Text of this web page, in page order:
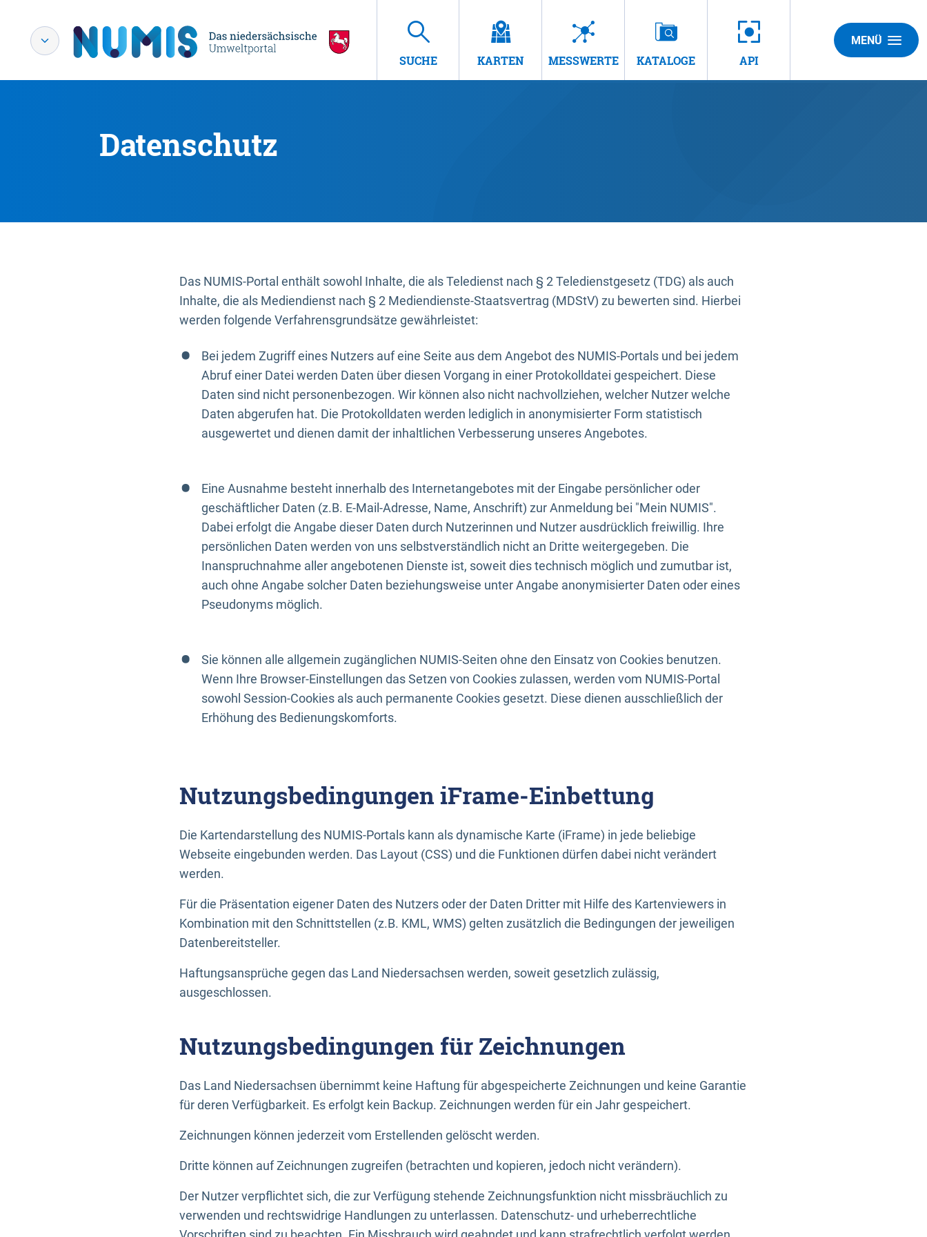
SUCHE KARTEN MESSWERTE KATALOGE API
MENÜ
Datenschutz
Das NUMIS-Portal enthält sowohl Inhalte, die als Teledienst nach § 2 Teledienstgesetz (TDG) als auch
Inhalte, die als Mediendienst nach § 2 Mediendienste-Staatsvertrag (MDStV) zu bewerten sind. Hierbei
werden folgende Verfahrensgrundsätze gewährleistet:
Bei jedem Zugriff eines Nutzers auf eine Seite aus dem Angebot des NUMIS-Portals und bei jedem
Abruf einer Datei werden Daten über diesen Vorgang in einer Protokolldatei gespeichert. Diese
Daten sind nicht personenbezogen. Wir können also nicht nachvollziehen, welcher Nutzer welche
Daten abgerufen hat. Die Protokolldaten werden lediglich in anonymisierter Form statistisch
ausgewertet und dienen damit der inhaltlichen Verbesserung unseres Angebotes.
Eine Ausnahme besteht innerhalb des Internetangebotes mit der Eingabe persönlicher oder
geschäftlicher Daten (z.B. E-Mail-Adresse, Name, Anschrift) zur Anmeldung bei "Mein NUMIS".
Dabei erfolgt die Angabe dieser Daten durch Nutzerinnen und Nutzer ausdrücklich freiwillig. Ihre
persönlichen Daten werden von uns selbstverständlich nicht an Dritte weitergegeben. Die
Inanspruchnahme aller angebotenen Dienste ist, soweit dies technisch möglich und zumutbar ist,
auch ohne Angabe solcher Daten beziehungsweise unter Angabe anonymisierter Daten oder eines
Pseudonyms möglich.
Sie können alle allgemein zugänglichen NUMIS-Seiten ohne den Einsatz von Cookies benutzen.
Wenn Ihre Browser-Einstellungen das Setzen von Cookies zulassen, werden vom NUMIS-Portal
sowohl Session-Cookies als auch permanente Cookies gesetzt. Diese dienen ausschließlich der
Erhöhung des Bedienungskomforts.
Nutzungsbedingungen iFrame-Einbettung
Die Kartendarstellung des NUMIS-Portals kann als dynamische Karte (iFrame) in jede beliebige
Webseite eingebunden werden. Das Layout (CSS) und die Funktionen dürfen dabei nicht verändert
werden.
Für die Präsentation eigener Daten des Nutzers oder der Daten Dritter mit Hilfe des Kartenviewers in
Kombination mit den Schnittstellen (z.B. KML, WMS) gelten zusätzlich die Bedingungen der jeweiligen
Datenbereitsteller.
Haftungsansprüche gegen das Land Niedersachsen werden, soweit gesetzlich zulässig,
ausgeschlossen.
Nutzungsbedingungen für Zeichnungen
Das Land Niedersachsen übernimmt keine Haftung für abgespeicherte Zeichnungen und keine Garantie
für deren Verfügbarkeit. Es erfolgt kein Backup. Zeichnungen werden für ein Jahr gespeichert.
Zeichnungen können jederzeit vom Erstellenden gelöscht werden.
Dritte können auf Zeichnungen zugreifen (betrachten und kopieren, jedoch nicht verändern).
Der Nutzer verpflichtet sich, die zur Verfügung stehende Zeichnungsfunktion nicht missbräuchlich zu
verwenden und rechtswidrige Handlungen zu unterlassen. Datenschutz- und urheberrechtliche